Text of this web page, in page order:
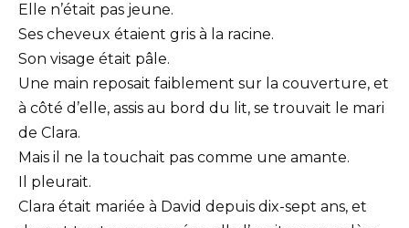
Elle n’était pas jeune.
Ses cheveux étaient gris à la racine.
Son visage était pâle.
Une main reposait faiblement sur la couverture, et
à côté d’elle, assis au bord du lit, se trouvait le mari
de Clara.
Mais il ne la touchait pas comme une amante.
Il pleurait.
Clara était mariée à David depuis dix-sept ans, et